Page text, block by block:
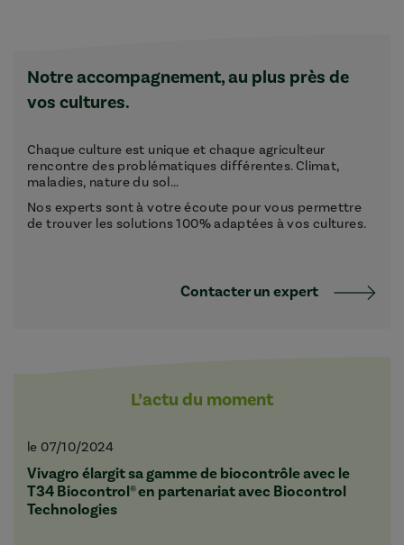
Notre accompagnement, au plus près de
vos cultures.
Chaque culture est unique et chaque agriculteur
rencontre des problématiques différentes. Climat,
maladies, nature du sol...
Nos experts sont à votre écoute pour vous permettre
de trouver les solutions 100% adaptées à vos cultures.
Contacter un expert
L’actu du moment
le 07/10/2024
Vivagro élargit sa gamme de biocontrôle avec le
T34 Biocontrol® en partenariat avec Biocontrol
Technologies